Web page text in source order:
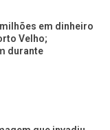
milhões em dinheiro
Velho;
durante